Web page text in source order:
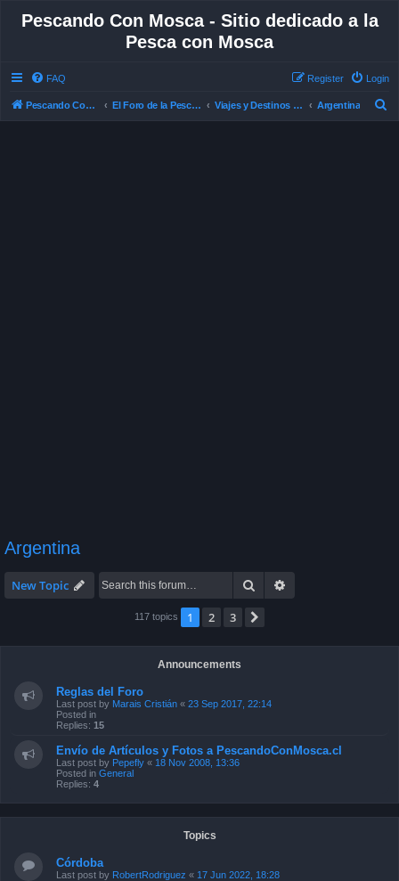
Pescando Con Mosca - Sitio dedicado a la
Pesca con Mosca
FAQ Login
Register
Pescando Con Mosca El Foro de la Pesca con Mosca en Chile Viajes y Destinos de Pesca Argentina
Argentina
New Topic Search
117 topics 1 2 3
Announcements
Reglas del Foro
Last post by Marais Cristián « 23 Sep 2017, 22:14
Posted in
Replies: 15
Envío de Artículos y Fotos a PescandoConMosca.cl
Last post by Pepefly « 18 Nov 2008, 13:36
Posted in General
Replies: 4
Topics
Córdoba
Last post by RobertRodriguez « 17 Jun 2022, 18:28